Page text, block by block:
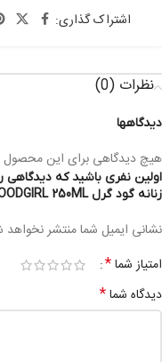
اشتراک گذاری:
نظرات (0)
دیدگاهها
هیچ دیدگاهی برای این
اولین نفری باشید که دیدگاهی
زنانه گود گرل ESKALIM BODY SPRAY CH GOODGIRL 250ML”
نشانی ایمیل شما منتشر
امتیاز شما*
دیدگاه شما*